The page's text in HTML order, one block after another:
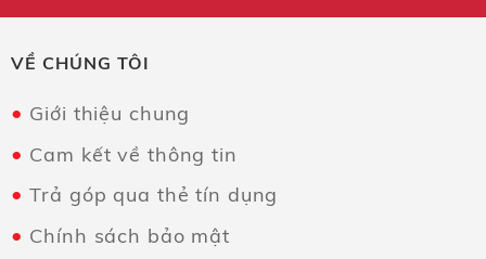
VỀ CHÚNG TÔI
Giới thiệu chung
Cam kết về thông tin
Trả góp qua thẻ tín dụng
Chính sách bảo mật